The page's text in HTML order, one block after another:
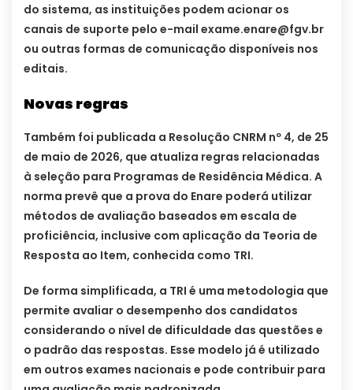
do sistema, as instituições podem acionar os
canais de suporte pelo e-mail exame.enare@fgv.br
ou outras formas de comunicação disponíveis nos
editais.
Novas regras
Também foi publicada a Resolução CNRM nº 4, de 25
de maio de 2026, que atualiza regras relacionadas
à seleção para Programas de Residência Médica. A
norma prevê que a prova do Enare poderá utilizar
métodos de avaliação baseados em escala de
proficiência, inclusive com aplicação da Teoria de
Resposta ao Item, conhecida como TRI.
De forma simplificada, a TRI é uma metodologia que
permite avaliar o desempenho dos candidatos
considerando o nível de dificuldade das questões e
o padrão das respostas. Esse modelo já é utilizado
em outros exames nacionais e pode contribuir para